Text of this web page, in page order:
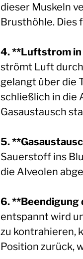
dieser Muskeln
Brusthöhle. Dies
4. **Luftstrom in
strömt Luft
gelangt über die
schließlich in die
Gasaustausch
5.
Sauerstoff ins
die Alveolen
6.
entspannt wird
zu kontrahieren,
Position zurück,